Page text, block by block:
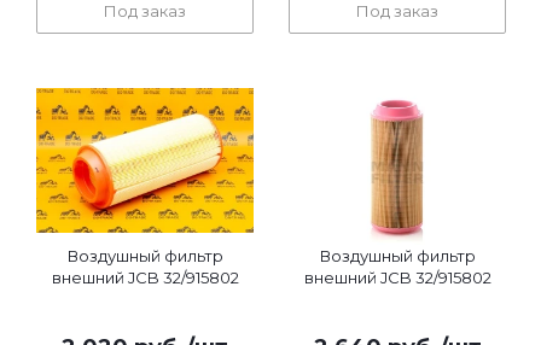
Под заказ Под заказ
Воздушный фильтр
внешний JCB 32/915802
Воздушный фильтр
внешний JCB 32/915802